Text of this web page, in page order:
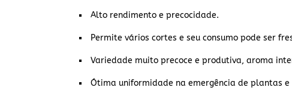
Alto rendimento e precocidade.
Permite vários cortes e seu consumo pode ser
Variedade muito precoce e produtiva, aroma
Ótima uniformidade na emergência de plantas